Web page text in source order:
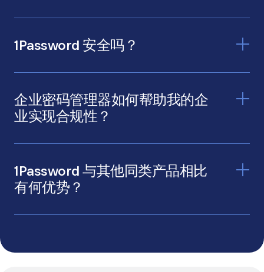
1Password 安全吗？
访问我们的安全页面
企业密码管理器如何帮助我的企
业实现合规性？
1Password 与其他同类产品相比
有何优势？